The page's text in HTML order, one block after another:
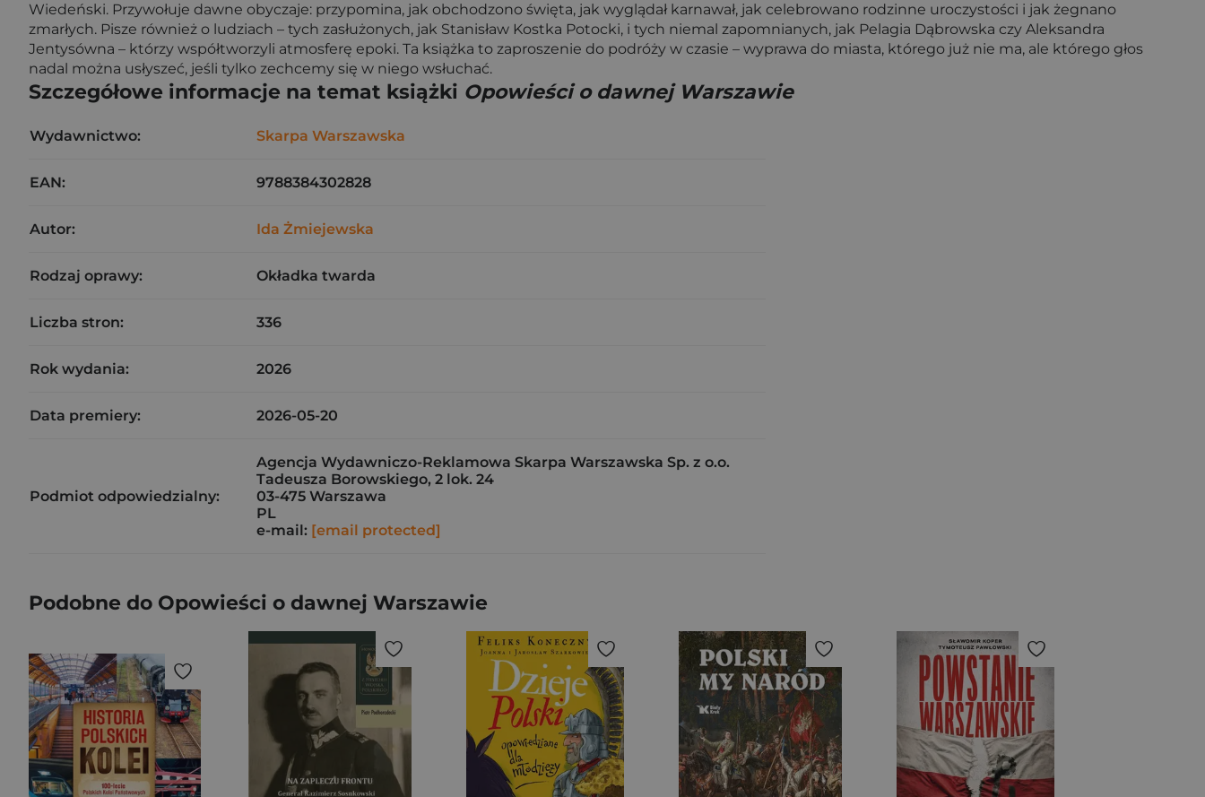
Wiedeński. Przywołuje dawne obyczaje: przypomina, jak obchodzono święta, jak wyglądał karnawał, jak celebrowano rodzinne uroczystości i jak żegnano
zmarłych. Pisze również o ludziach – tych zasłużonych, jak Stanisław Kostka Potocki, i tych niemal zapomnianych, jak Pelagia Dąbrowska czy Aleksandra
Jentysówna – którzy współtworzyli atmosferę epoki. Ta książka to zaproszenie do podróży w czasie – wyprawa do miasta, którego już nie ma, ale którego głos
nadal można usłyszeć, jeśli tylko zechcemy się w niego wsłuchać.
Szczegółowe informacje na temat książki Opowieści o dawnej Warszawie
Wydawnictwo: Skarpa Warszawska
EAN: 9788384302828
Autor: Ida Żmiejewska
Rodzaj oprawy: Okładka twarda
Liczba stron: 336
Rok wydania: 2026
Data premiery: 2026-05-20
Podmiot odpowiedzialny:
Agencja Wydawniczo-Reklamowa Skarpa Warszawska Sp. z o.o.
Tadeusza Borowskiego, 2 lok. 24
03-475 Warszawa
PL
e-mail: [email protected]
Podobne do Opowieści o dawnej Warszawie